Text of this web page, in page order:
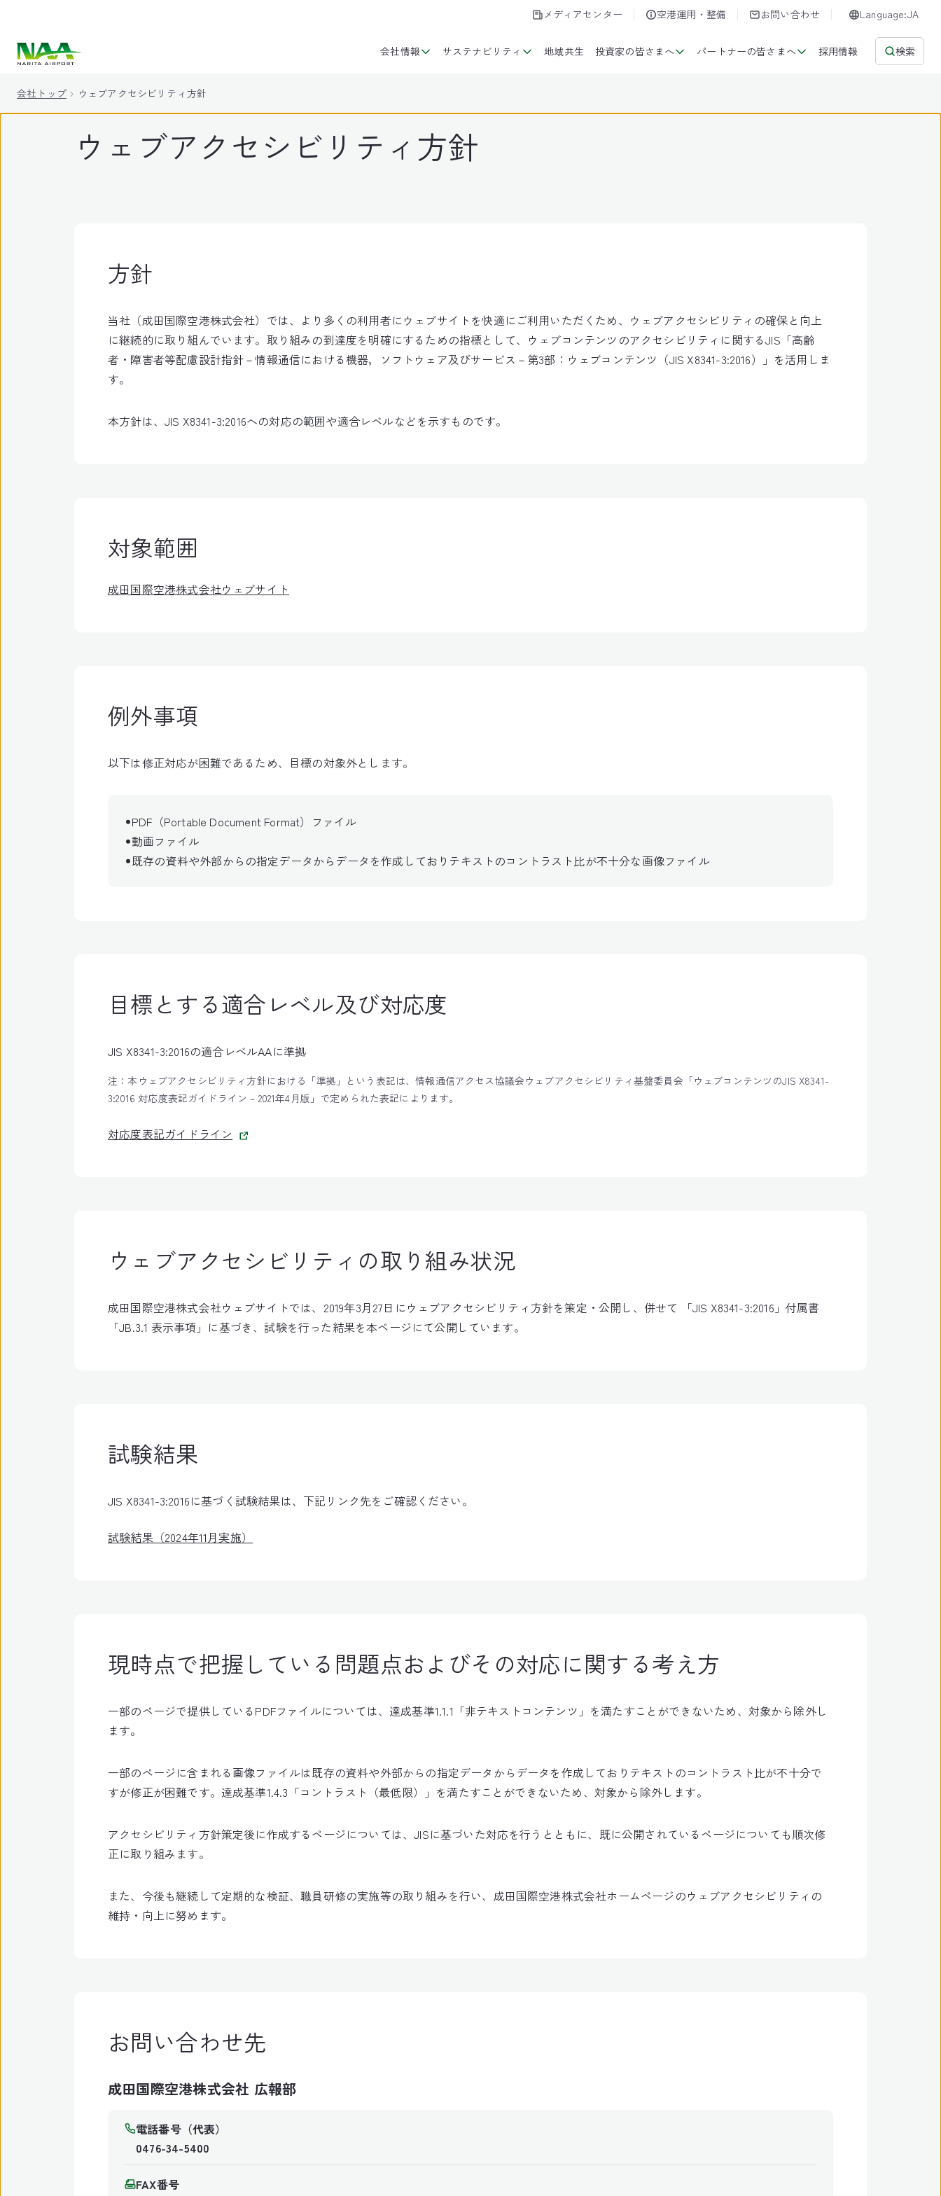
メディアセンター 空港運用・整備 お問い合わせ Language:JA
会社情報 サステナビリティ 地域共生 投資家の皆さまへ パートナーの皆さまへ 採用情報 検索
会社トップ ウェブアクセシビリティ方針
ウェブアクセシビリティ方針
方針
当社（成田国際空港株式会社）では、より多くの利用者にウェブサイトを快適にご利用いただくため、ウェブアクセシビリティの確保と向上
に継続的に取り組んでいます。取り組みの到達度を明確にするための指標として、ウェブコンテンツのアクセシビリティに関するJIS「高齢
者・障害者等配慮設計指針－情報通信における機器，ソフトウェア及びサービス－第3部：ウェブコンテンツ（JIS X8341-3:2016）」を活用しま
す。
本方針は、JIS X8341-3:2016への対応の範囲や適合レベルなどを示すものです。
対象範囲
成田国際空港株式会社ウェブサイト
例外事項
以下は修正対応が困難であるため、目標の対象外とします。
PDF（Portable Document Format）ファイル
動画ファイル
既存の資料や外部からの指定データからデータを作成しておりテキストのコントラスト比が不十分な画像ファイル
目標とする適合レベル及び対応度
JIS X8341-3:2016の適合レベルAAに準拠
注：本ウェブアクセシビリティ方針における「準拠」という表記は、情報通信アクセス協議会ウェブアクセシビリティ基盤委員会「ウェブコンテンツのJIS X8341-
3:2016 対応度表記ガイドライン – 2021年4月版」で定められた表記によります。
対応度表記ガイドライン
ウェブアクセシビリティの取り組み状況
成田国際空港株式会社ウェブサイトでは、2019年3月27日にウェブアクセシビリティ方針を策定・公開し、併せて 「JIS X8341-3:2016」付属書
「JB.3.1 表示事項」に基づき、試験を行った結果を本ページにて公開しています。
試験結果
JIS X8341-3:2016に基づく試験結果は、下記リンク先をご確認ください。
試験結果（2024年11月実施）
現時点で把握している問題点およびその対応に関する考え方
一部のページで提供しているPDFファイルについては、達成基準1.1.1「非テキストコンテンツ」を満たすことができないため、対象から除外し
ます。
一部のページに含まれる画像ファイルは既存の資料や外部からの指定データからデータを作成しておりテキストのコントラスト比が不十分で
すが修正が困難です。達成基準1.4.3「コントラスト（最低限）」を満たすことができないため、対象から除外します。
アクセシビリティ方針策定後に作成するページについては、JISに基づいた対応を行うとともに、既に公開されているページについても順次修
正に取り組みます。
また、今後も継続して定期的な検証、職員研修の実施等の取り組みを行い、成田国際空港株式会社ホームページのウェブアクセシビリティの
維持・向上に努めます。
お問い合わせ先
成田国際空港株式会社 広報部
電話番号（代表）
0476-34-5400
FAX番号